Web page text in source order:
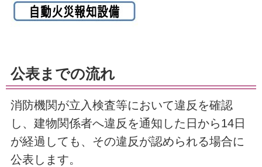
公表までの流れ
消防機関が立入検査等において違反を確認
し、建物関係者へ違反を通知した日から14日
が経過しても、その違反が認められる場合に
公表します。